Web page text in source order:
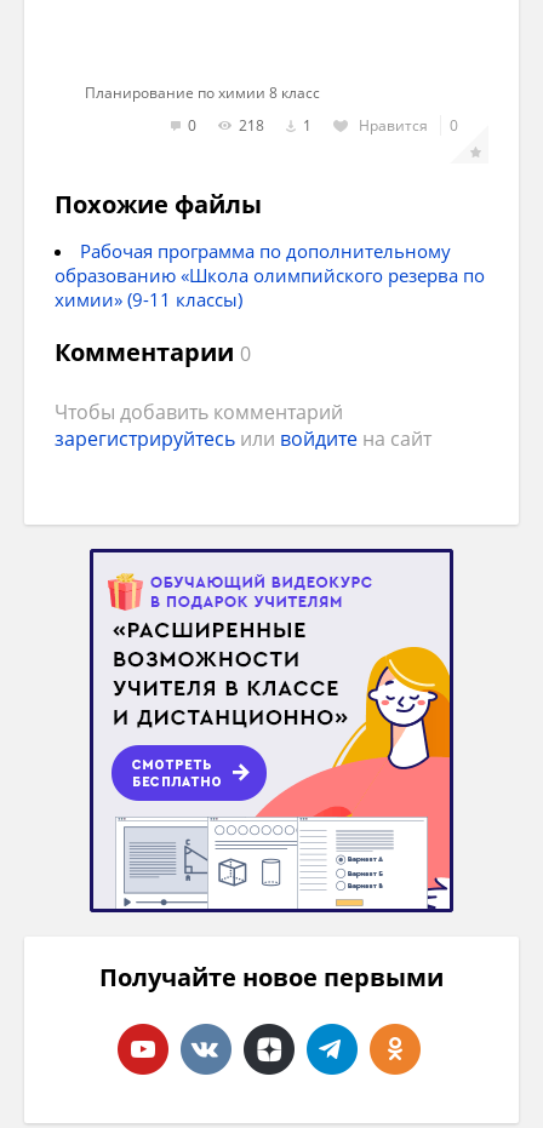
Планирование по химии 8 класс
0
218 1 Нравится 0
Похожие файлы
Рабочая программа по дополнительному
образованию «Школа олимпийского резерва по
химии» (9-11 классы)
Комментарии 0
Чтобы добавить комментарий
зарегистрируйтесь или войдите на сайт
Получайте новое первыми